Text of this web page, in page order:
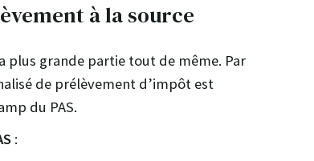
à la source
plus grande partie tout de même. Par
de prélèvement d’impôt est
du PAS.
: